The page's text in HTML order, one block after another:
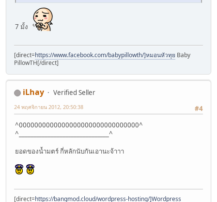
7 มั้ง
[direct=https://www.facebook.com/babypillowth/]หมอนหัวทุย Baby
PillowTH[/direct]
iLhay
Verified Seller
#4
24 พฤศจิกายน 2012, 20:50:38
^0000000000000000000000000000000^
^_______________________________^
ยอดของน้ำมตร์ กี่หลักนับกันเอานะจ้าาา
[direct=https://bangmod.cloud/wordpress-hosting/]Wordpress